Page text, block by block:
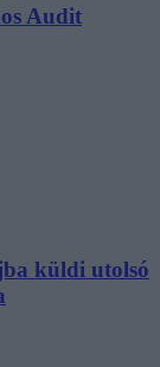
Audit
küldi utolsó